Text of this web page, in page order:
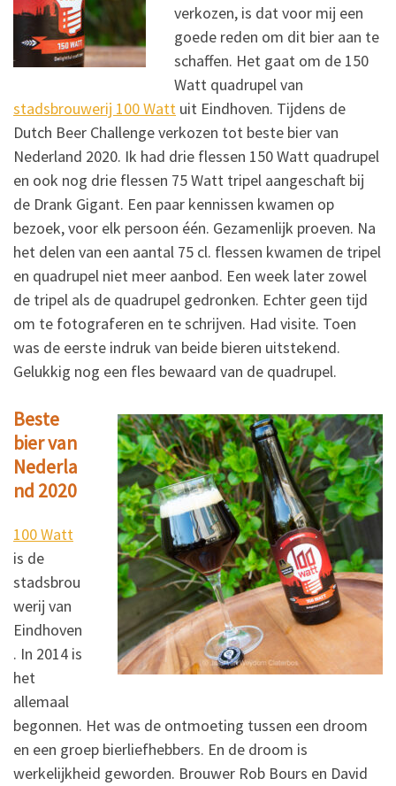
verkozen, is dat voor mij een
goede reden om dit bier aan te
schaffen. Het gaat om de 150
Watt quadrupel van
stadsbrouwerij 100 Watt uit Eindhoven. Tijdens de
Dutch Beer Challenge verkozen tot beste bier van
Nederland 2020. Ik had drie flessen 150 Watt quadrupel
en ook nog drie flessen 75 Watt tripel aangeschaft bij
de Drank Gigant. Een paar kennissen kwamen op
bezoek, voor elk persoon één. Gezamenlijk proeven. Na
het delen van een aantal 75 cl. flessen kwamen de tripel
en quadrupel niet meer aanbod. Een week later zowel
de tripel als de quadrupel gedronken. Echter geen tijd
om te fotograferen en te schrijven. Had visite. Toen
was de eerste indruk van beide bieren uitstekend.
Gelukkig nog een fles bewaard van de quadrupel.
Beste
bier van
Nederla
nd 2020
100 Watt
is de
stadsbrou
werij van
Eindhoven
. In 2014 is
het
allemaal
begonnen. Het was de ontmoeting tussen een droom
en een groep bierliefhebbers. En de droom is
werkelijkheid geworden. Brouwer Rob Bours en David